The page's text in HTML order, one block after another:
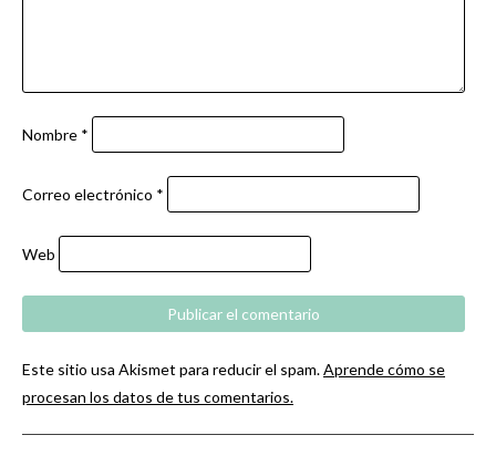
Nombre *
Correo electrónico *
Web
Este sitio usa Akismet para reducir el spam.Aprende cómo se
procesan los datos de tus comentarios.